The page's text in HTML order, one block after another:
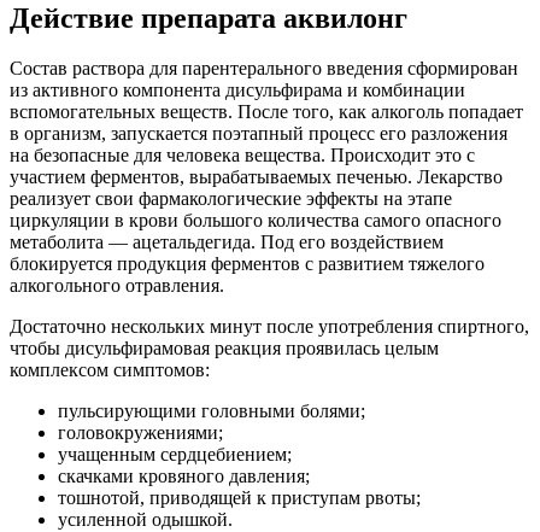
Действие препарата аквилонг
Состав раствора для парентерального введения сформирован
из активного компонента дисульфирама и комбинации
вспомогательных веществ. После того, как алкоголь попадает
в организм, запускается поэтапный процесс его разложения
на безопасные для человека вещества. Происходит это с
участием ферментов, вырабатываемых печенью. Лекарство
реализует свои фармакологические эффекты на этапе
циркуляции в крови большого количества самого опасного
метаболита — ацетальдегида. Под его воздействием
блокируется продукция ферментов с развитием тяжелого
алкогольного отравления.
Достаточно нескольких минут после употребления спиртного,
чтобы дисульфирамовая реакция проявилась целым
комплексом симптомов:
пульсирующими головными болями;
головокружениями;
учащенным сердцебиением;
скачками кровяного давления;
тошнотой, приводящей к приступам рвоты;
усиленной одышкой.